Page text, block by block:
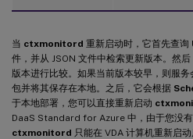
当 ctxmonitord 重新启动时，它首先查询
件，并从 JSON 文件中检索更新版本。然后
版本进行比较。如果当前版本较早，则服
包并将其保存在本地。之后，它会根据
于本地部署，您可以直接重新启动
DaaS Standard for Azure 中，由于您没
ctxmonitord 只能在 VDA 计算机重新启